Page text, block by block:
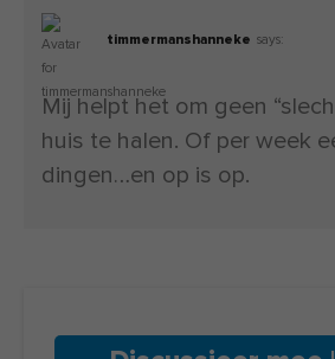
timmermanshanneke says:
Mij helpt het om geen
huis te halen. Of per week
dingen…en op is op.